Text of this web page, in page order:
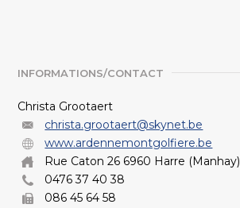
INFORMATIONS/CONTACT
Christa Grootaert
christa.grootaert@skynet.be
www.ardennemontgolfiere.be
Rue Caton 26 6960 Harre (Manhay)
0476 37 40 38
086 45 64 58